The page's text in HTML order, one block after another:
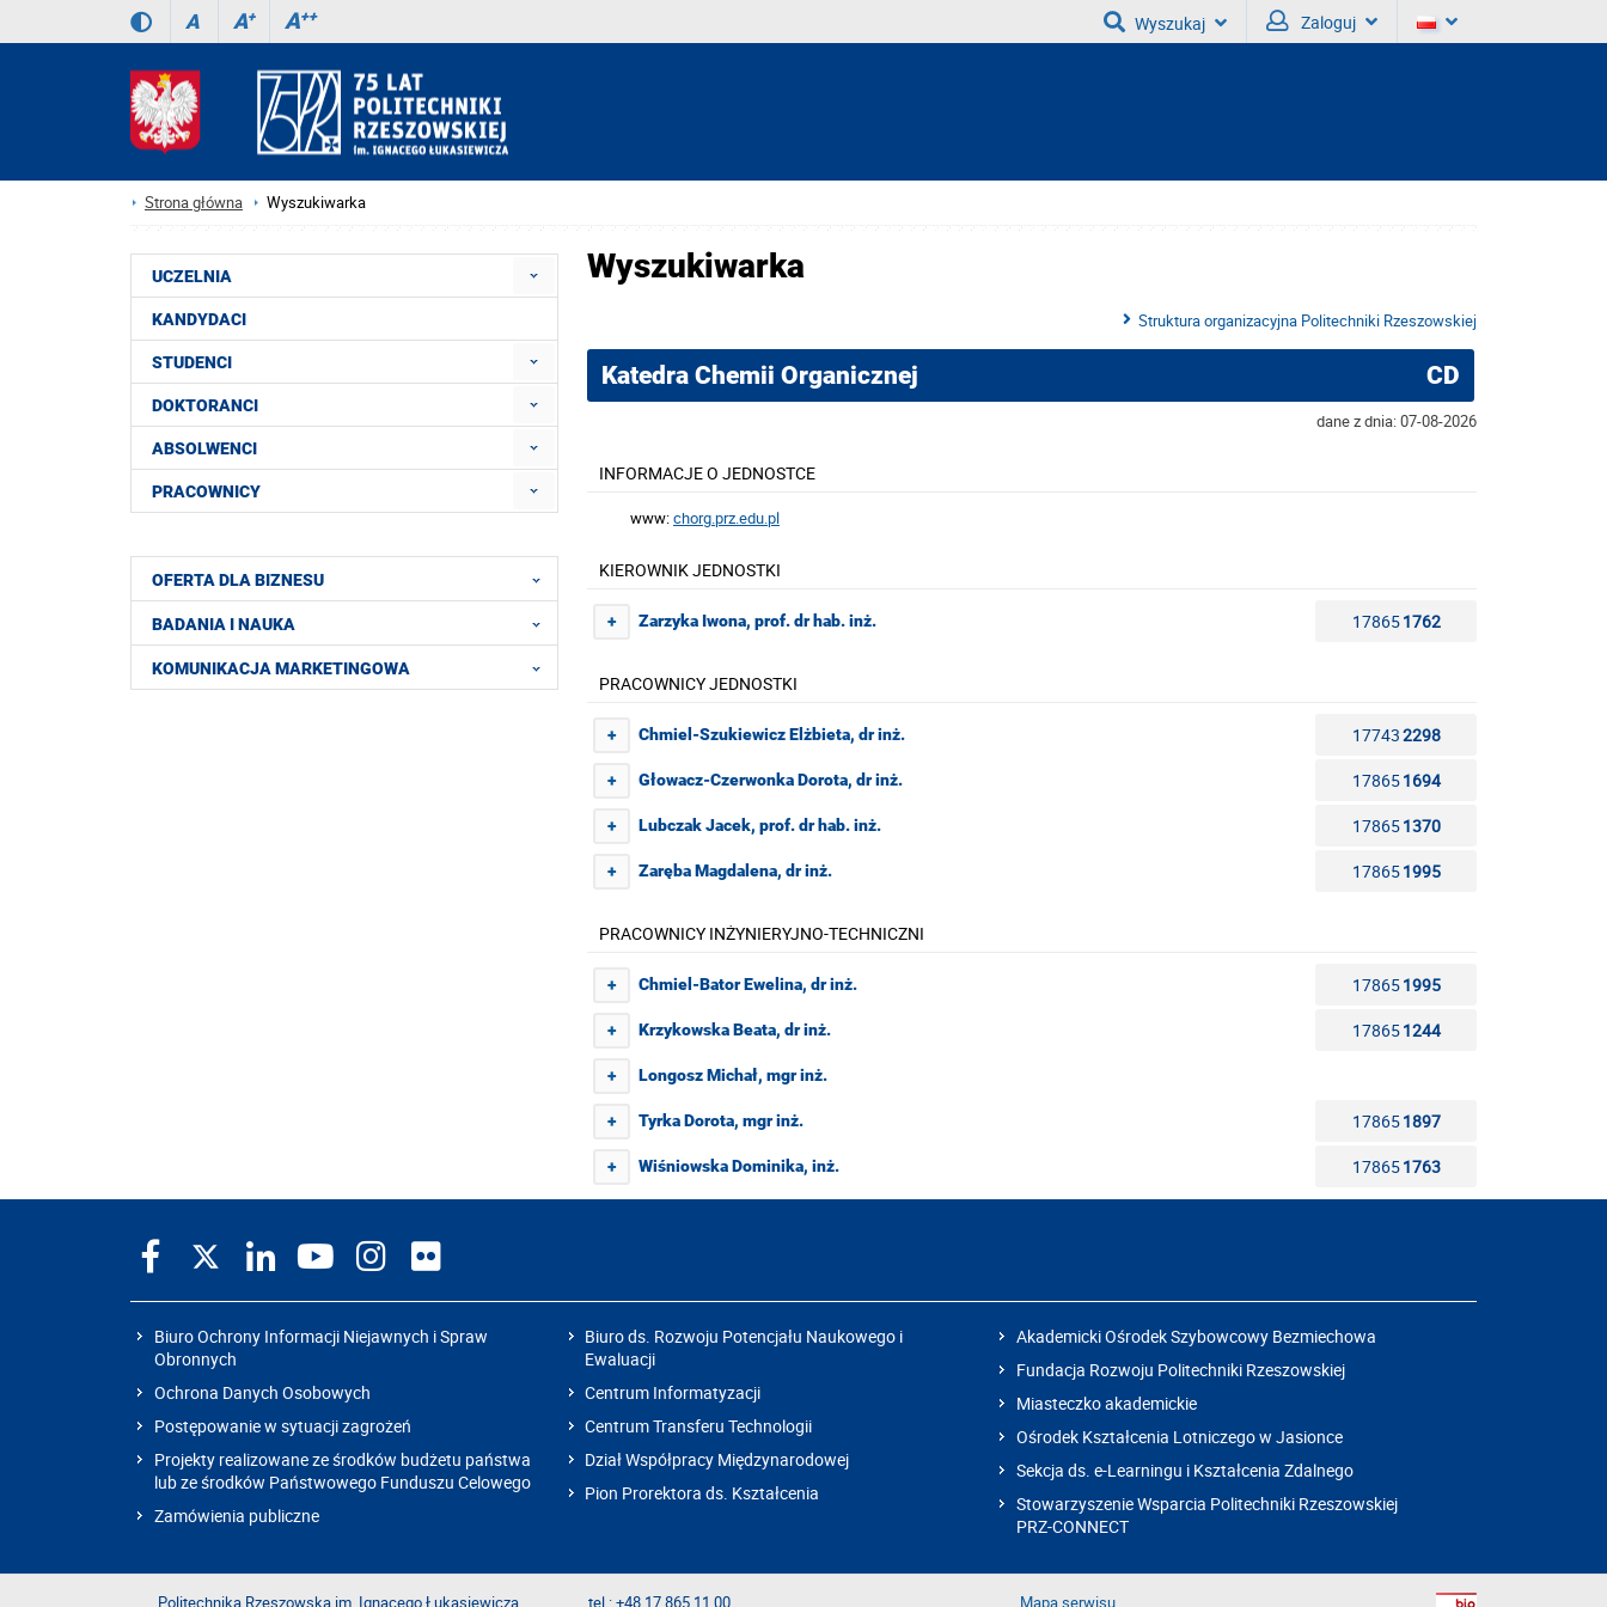
A A+ A++ Wyszukaj Zaloguj
Strona główna Wyszukiwarka
Wyszukiwarka
Struktura organizacyjna Politechniki Rzeszowskiej
Katedra Chemii Organicznej CD
dane z dnia: 07-08-2026
INFORMACJE O JEDNOSTCE
www:chorg.prz.edu.pl
KIEROWNIK JEDNOSTKI
+ Zarzyka Iwona, prof. dr hab. inż. 178651762
PRACOWNICY JEDNOSTKI
+ Chmiel-Szukiewicz Elżbieta, dr inż. 177432298
+ Głowacz-Czerwonka Dorota, dr inż. 178651694
+ Lubczak Jacek, prof. dr hab. inż. 178651370
+ Zaręba Magdalena, dr inż. 178651995
PRACOWNICY INŻYNIERYJNO-TECHNICZNI
+ Chmiel-Bator Ewelina, dr inż. 178651995
+ Krzykowska Beata, dr inż. 178651244
+ Longosz Michał, mgr inż.
+ Tyrka Dorota, mgr inż. 178651897
+ Wiśniowska Dominika, inż. 178651763
UCZELNIA
KANDYDACI
STUDENCI
DOKTORANCI
ABSOLWENCI
PRACOWNICY
OFERTA DLA BIZNESU
BADANIA I NAUKA
KOMUNIKACJA MARKETINGOWA
Biuro Ochrony Informacji Niejawnych i Spraw
Obronnych
Ochrona Danych Osobowych
Postępowanie w sytuacji zagrożeń
Projekty realizowane ze środków budżetu państwa
lub ze środków Państwowego Funduszu Celowego
Zamówienia publiczne
Biuro ds. Rozwoju Potencjału Naukowego i
Ewaluacji
Centrum Informatyzacji
Centrum Transferu Technologii
Dział Współpracy Międzynarodowej
Pion Prorektora ds. Kształcenia
Akademicki Ośrodek Szybowcowy Bezmiechowa
Fundacja Rozwoju Politechniki Rzeszowskiej
Miasteczko akademickie
Ośrodek Kształcenia Lotniczego w Jasionce
Sekcja ds. e-Learningu i Kształcenia Zdalnego
Stowarzyszenie Wsparcia Politechniki Rzeszowskiej
PRZ-CONNECT
Politechnika Rzeszowska im. Ignacego Łukasiewicza tel.: +48 17 865 11 00 Mapa serwisu